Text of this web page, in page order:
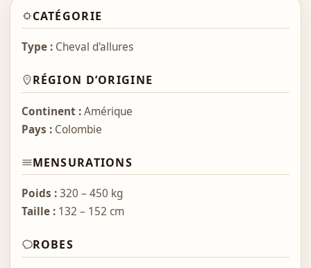
CATÉGORIE
Type :Cheval d'allures
RÉGION D’ORIGINE
Continent :Amérique
Pays :Colombie
MENSURATIONS
Poids :320 – 450 kg
Taille :132 – 152 cm
ROBES